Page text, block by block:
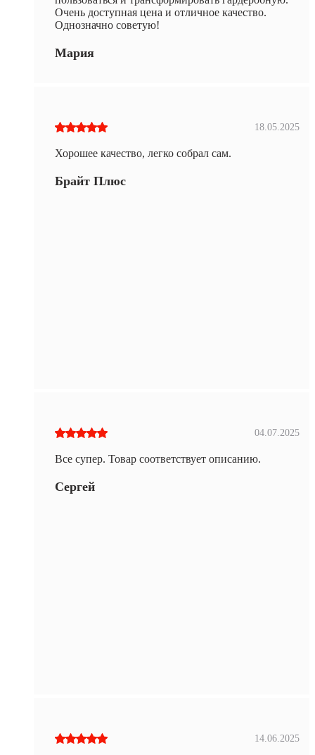
Очень доступная цена и отличное качество.
Однозначно советую!
Мария
18.05.2025
Хорошее качество, легко собрал сам.
Брайт Плюс
04.07.2025
Все супер. Товар соответствует описанию.
Сергей
14.06.2025